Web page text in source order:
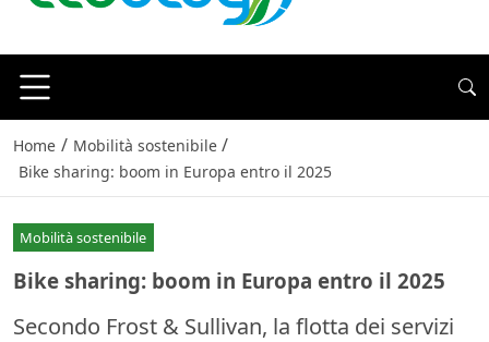
Home / Mobilità sostenibile /
Bike sharing: boom in Europa entro il 2025
Mobilità sostenibile
Bike sharing: boom in Europa entro il 2025
Secondo Frost & Sullivan, la flotta dei servizi